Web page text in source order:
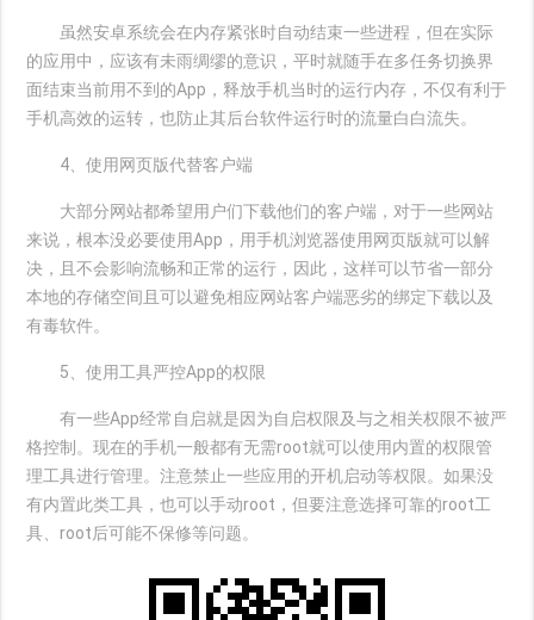
虽然安卓系统会在内存紧张时自动结束一些进程，但在实际
的应用中，应该有未雨绸缪的意识，平时就随手在多任务切换界
面结束当前用不到的App，释放手机当时的运行内存，不仅有利于
手机高效的运转，也防止其后台软件运行时的流量白白流失。
4、使用网页版代替客户端
大部分网站都希望用户们下载他们的客户端，对于一些网站
来说，根本没必要使用App，用手机浏览器使用网页版就可以解
决，且不会影响流畅和正常的运行，因此，这样可以节省一部分
本地的存储空间且可以避免相应网站客户端恶劣的绑定下载以及
有毒软件。
5、使用工具严控App的权限
有一些App经常自启就是因为自启权限及与之相关权限不被严
格控制。现在的手机一般都有无需root就可以使用内置的权限管
理工具进行管理。注意禁止一些应用的开机启动等权限。如果没
有内置此类工具，也可以手动root，但要注意选择可靠的root工
具、root后可能不保修等问题。